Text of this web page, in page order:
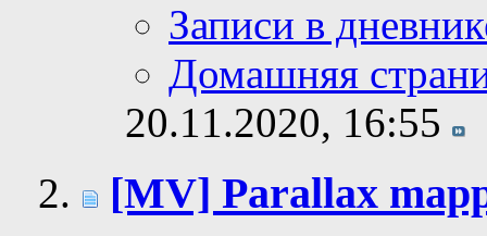
Записи в
Домашняя
20.11.2020, 16:55
[MV] Parallax